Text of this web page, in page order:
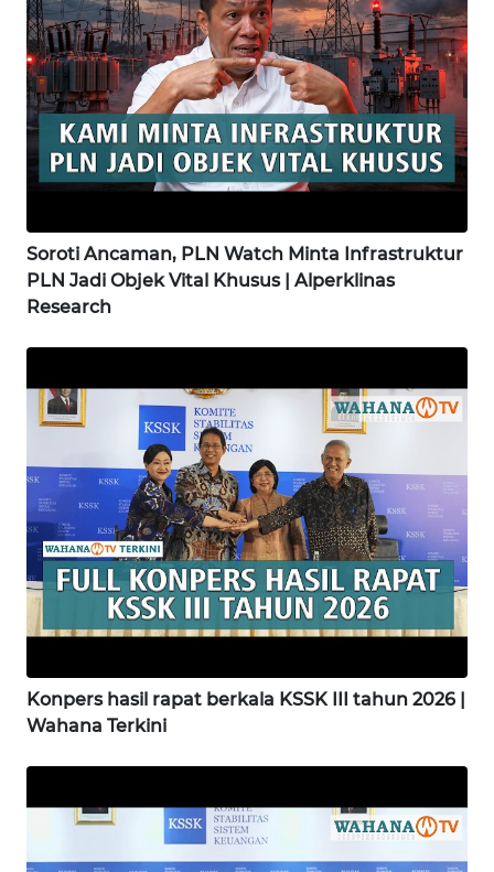
Soroti Ancaman, PLN Watch Minta Infrastruktur
PLN Jadi Objek Vital Khusus | Alperklinas
Research
Konpers hasil rapat berkala KSSK III tahun 2026 |
Wahana Terkini
WN DELI
SERDANG
WN
TEBING
TINGGI
PAKPAK
WN
WN
BEKASI
WN
BOGOR
WN
DEPOK
WN
UTARA
WN
WN
LAWAS